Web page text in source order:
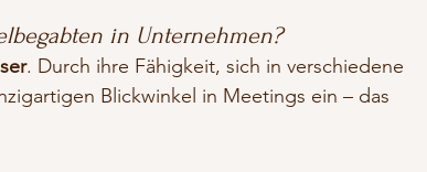
in Unternehmen?
. Durch ihre Fähigkeit, sich in verschiedene
Blickwinkel in Meetings ein – das